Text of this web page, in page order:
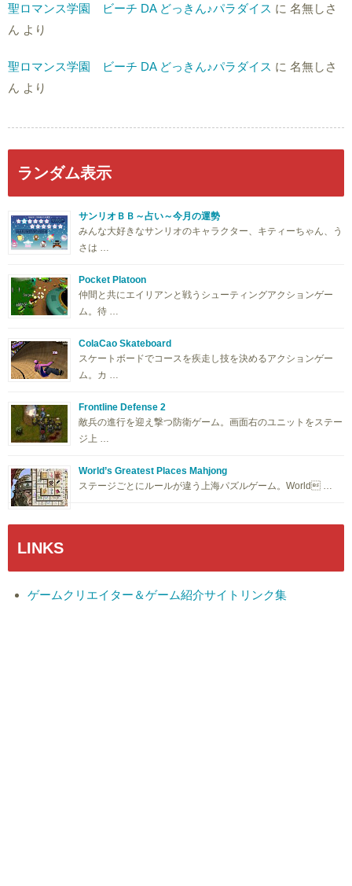
聖ロマンス学園 ビーチ DA どっきん♪パラダイス に 名無しさ
ん より
聖ロマンス学園 ビーチ DA どっきん♪パラダイス に 名無しさ
ん より
ランダム表示
サンリオＢＢ～占い～今月の運勢
みんな大好きなサンリオのキャラクター、キティーちゃん、う
さは …
Pocket Platoon
仲間と共にエイリアンと戦うシューティングアクションゲー
ム。待 …
ColaCao Skateboard
スケートボードでコースを疾走し技を決めるアクションゲー
ム。カ …
Frontline Defense 2
敵兵の進行を迎え撃つ防衛ゲーム。画面右のユニットをステー
ジ上 …
World’s Greatest Places Mahjong
ステージごとにルールが違う上海パズルゲーム。World …
LINKS
ゲームクリエイター＆ゲーム紹介サイトリンク集